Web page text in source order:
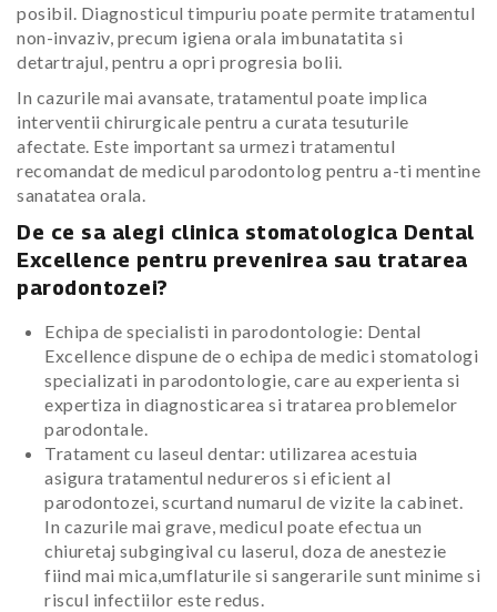
posibil. Diagnosticul timpuriu poate permite tratamentul
non-invaziv, precum igiena orala imbunatatita si
detartrajul, pentru a opri progresia bolii.
In cazurile mai avansate, tratamentul poate implica
interventii chirurgicale pentru a curata tesuturile
afectate. Este important sa urmezi tratamentul
recomandat de medicul parodontolog pentru a-ti mentine
sanatatea orala.
De ce sa alegi clinica stomatologica Dental
Excellence pentru prevenirea sau tratarea
parodontozei?
Echipa de specialisti in parodontologie: Dental
Excellence dispune de o echipa de medici stomatologi
specializati in parodontologie, care au experienta si
expertiza in diagnosticarea si tratarea problemelor
parodontale.
Tratament cu laseul dentar: utilizarea acestuia
asigura tratamentul nedureros si eficient al
parodontozei, scurtand numarul de vizite la cabinet.
In cazurile mai grave, medicul poate efectua un
chiuretaj subgingival cu laserul, doza de anestezie
fiind mai mica,umflaturile si sangerarile sunt minime si
riscul infectiilor este redus.